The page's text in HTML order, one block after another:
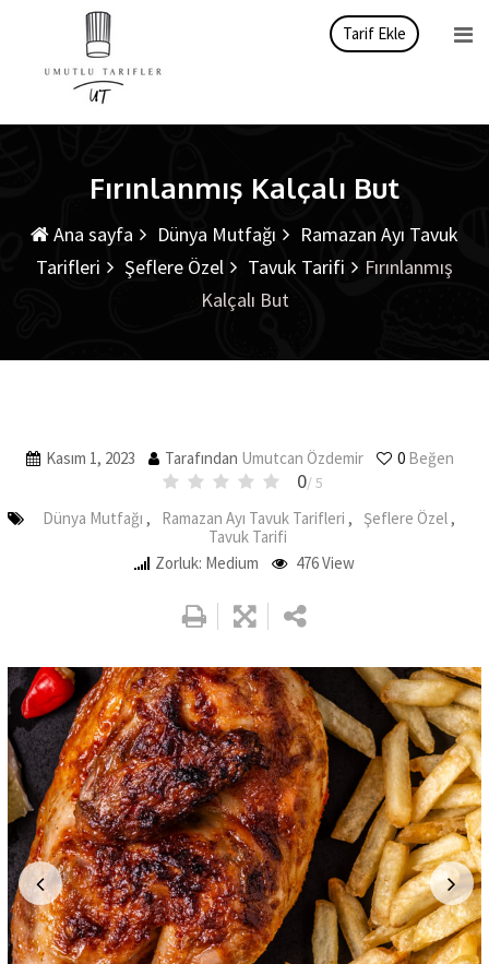
Tarif Ekle
Fırınlanmış Kalçalı But
Ana sayfa Dünya Mutfağı
Ramazan Ayı Tavuk
Tarifleri
Şeflere Özel Tavuk Tarifi
Fırınlanmış
Kalçalı But
Kasım 1, 2023 Tarafından Umutcan Özdemir 0 Beğen
0/ 5
Dünya Mutfağı , Ramazan Ayı Tavuk Tarifleri , Şeflere Özel,
Tavuk Tarifi
Zorluk: Medium
476View
Google+
LinkedIn
Whatsapp
Pinterest